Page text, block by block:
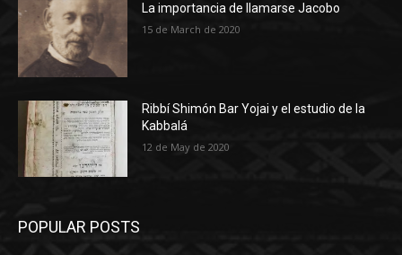
La importancia de llamarse Jacobo
15 de March de 2020
Ribbí Shimón Bar Yojai y el estudio de la
Kabbalá
12 de May de 2020
POPULAR POSTS